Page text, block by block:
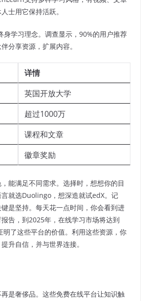
士用它保持活跃。
学习理念。调查显示，90%的用户推荐
分享资源，扩展内容。
详情
英国开放大学
超过1000万
课程和文章
徽章奖励
能满足不同需求。选择时，想想你的目
就选Duolingo，想深造就试edX。记
是坚持。每天花一点时间，你会看到进
告，到2025年，在线学习市场将达到
明了这些平台的价值。利用这些资源，你
升自信，并与世界连接。
是奢侈品。这些免费在线平台让知识触